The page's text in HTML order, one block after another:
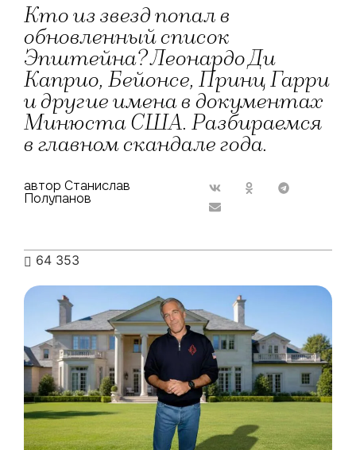
Кто из звезд попал в
обновленный список
Эпштейна? Леонардо Ди
Каприо, Бейонсе, Принц Гарри
и другие имена в документах
Минюста США. Разбираемся
в главном скандале года.
автор Станислав
Полупанов
64 353